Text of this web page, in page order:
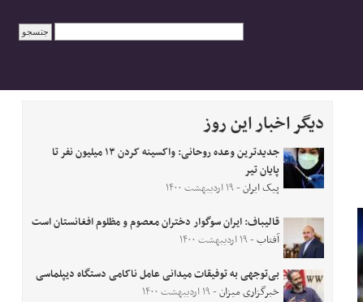
دیگر اخبار این روز
جدیدترین وعده روحانی: واکسینه کردن ۱۳ میلیون نفر تا
پایان تیر
پیک ایران- ۱۹ اردیبهشت ۱۴۰۰
قالیباف: ایران سوگوار دختران معصوم و مظلوم افغانستان است
آفتاب- ۱۹ اردیبهشت ۱۴۰۰
بی‌توجهی به توفیقات میدانی عامل ناکامی دستگاه دیپلماسی
خبرگزاری میزان- ۱۹ اردیبهشت ۱۴۰۰